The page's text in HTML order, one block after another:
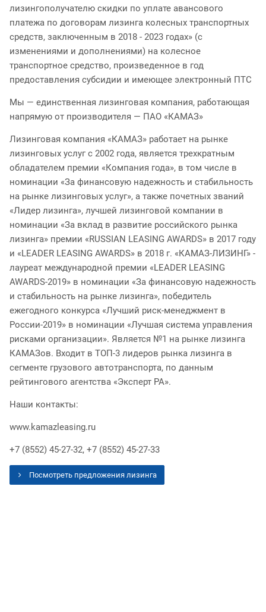
лизингополучателю скидки по уплате авансового
платежа по договорам лизинга колесных транспортных
средств, заключенным в 2018 - 2023 годах» (с
изменениями и дополнениями) на колесное
транспортное средство, произведенное в год
предоставления субсидии и имеющее электронный ПТС
Мы — единственная лизинговая компания, работающая
напрямую от производителя — ПАО «КАМАЗ»
Лизинговая компания «КАМАЗ» работает на рынке
лизинговых услуг с 2002 года, является трехкратным
обладателем премии «Компания года», в том числе в
номинации «За финансовую надежность и стабильность
на рынке лизинговых услуг», а также почетных званий
«Лидер лизинга», лучшей лизинговой компании в
номинации «За вклад в развитие российского рынка
лизинга» премии «RUSSIAN LEASING AWARDS» в 2017 году
и «LEADER LEASING AWARDS» в 2018 г. «КАМАЗ-ЛИЗИНГ» -
лауреат международной премии «LEADER LEASING
AWARDS-2019» в номинации «За финансовую надежность
и стабильность на рынке лизинга», победитель
ежегодного конкурса «Лучший риск-менеджмент в
России-2019» в номинации «Лучшая система управления
рисками организации». Является №1 на рынке лизинга
КАМАЗов. Входит в ТОП-3 лидеров рынка лизинга в
сегменте грузового автотранспорта, по данным
рейтингового агентства «Эксперт РА».
Наши контакты:
www.kamazleasing.ru
+7 (8552) 45-27-32, +7 (8552) 45-27-33
Посмотреть предложения лизинга